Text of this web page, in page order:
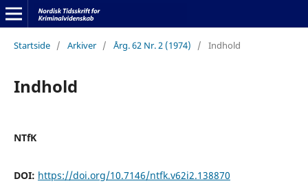
Startside / Arkiver / Årg. 62 Nr. 2 (1974) / Indhold
Indhold
NTfK
DOI: https://doi.org/10.7146/ntfk.v62i2.138870